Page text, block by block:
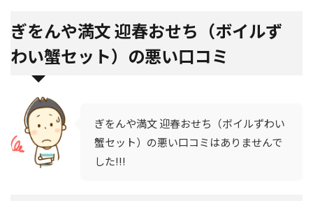
ぎをんや満文 迎春おせち（ボイルず
わい蟹セット）の悪い口コミ
ぎをんや満文 迎春おせち（ボイルずわい
蟹セット）の悪い口コミはありませんで
した!!!